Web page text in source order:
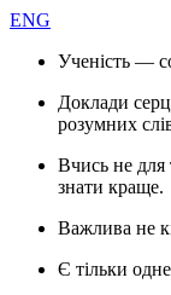
ENG
Ученість —
Доклади
розумних
Вчись не для
знати краще.
Важлива не
Є тільки